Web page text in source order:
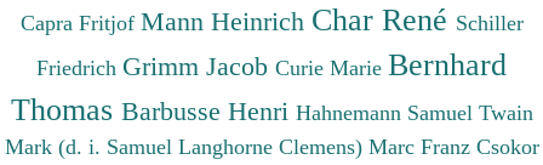
Capra Fritjof Mann Heinrich Char René Schiller
Friedrich Grimm Jacob Curie Marie Bernhard
Thomas Barbusse Henri Hahnemann Samuel Twain
Mark (d. i. Samuel Langhorne Clemens) Marc Franz Csokor